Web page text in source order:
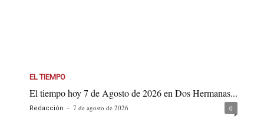
EL TIEMPO
El tiempo hoy 7 de Agosto de 2026 en Dos Hermanas...
Redacción - 7 de agosto de 2026 0